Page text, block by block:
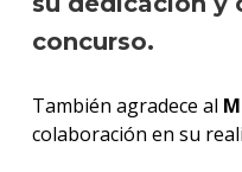
concurso.
También agradece al
colaboración en su